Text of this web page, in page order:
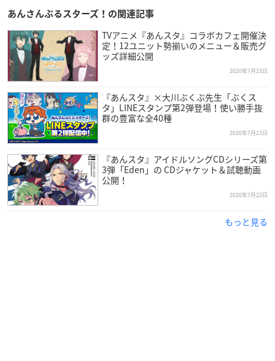
あんさんぶるスターズ！の関連記事
TVアニメ『あんスタ』コラボカフェ開催決
定！12ユニット勢揃いのメニュー＆販売グ
ッズ詳細公開
2020年7月23日
『あんスタ』×大川ぶくぶ先生「ぶくス
タ」LINEスタンプ第2弾登場！使い勝手抜
群の豊富な全40種
2020年7月23日
『あんスタ』アイドルソングCDシリーズ第
3弾「Eden」の CDジャケット＆試聴動画
公開！
2020年7月22日
もっと見る